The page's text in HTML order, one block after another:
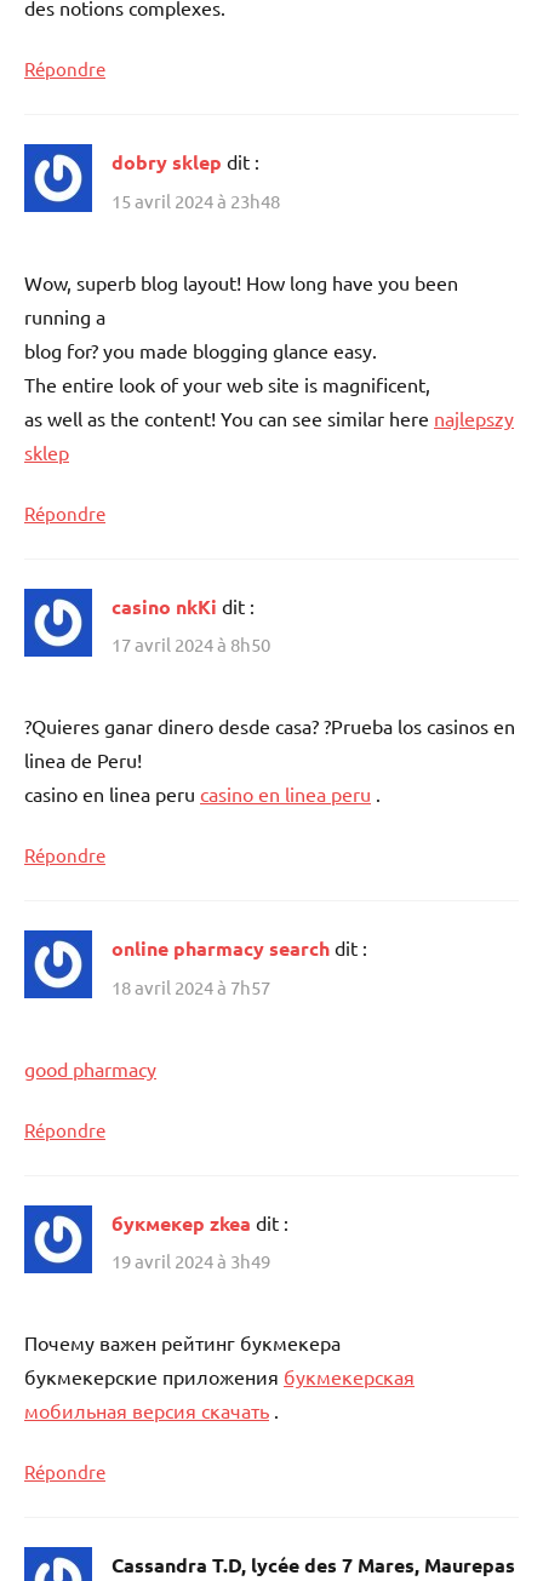
des notions complexes.
Répondre
dobry sklep dit :
15 avril 2024 à 23h48
Wow, superb blog layout! How long have you been
running a
blog for? you made blogging glance easy.
The entire look of your web site is magnificent,
as well as the content! You can see similar here najlepszy
sklep
Répondre
casino nkKi dit :
17 avril 2024 à 8h50
?Quieres ganar dinero desde casa? ?Prueba los casinos en
linea de Peru!
casino en linea peru casino en linea peru .
Répondre
online pharmacy search dit :
18 avril 2024 à 7h57
good pharmacy
Répondre
букмекер zkea dit :
19 avril 2024 à 3h49
Почему важен рейтинг букмекера
букмекерские приложения букмекерская
мобильная версия скачать .
Répondre
Cassandra T.D, lycée des 7 Mares, Maurepas